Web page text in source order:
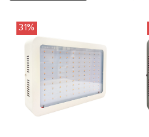
31%